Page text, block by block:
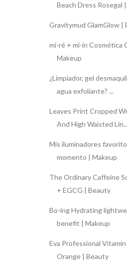
Beach Dress Rosegal
Gravitymud GlamGlow |
mi-ré + mi-in Cosmética
Makeup
¿Limpiador, gel
agua exfoliante? ...
Leaves Print Cropped
And High Waisted Lin...
Mis iluminadores
momento | Makeup
The Ordinary Caffeine
+ EGCG | Beauty
Bo-ing Hydrating
benefit | Makeup
Eva Professional
Orange | Beauty